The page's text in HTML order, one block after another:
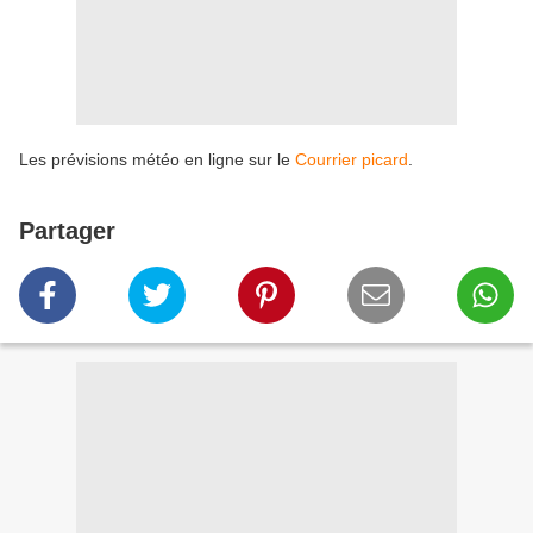
Les prévisions météo en ligne sur le Courrier picard
Partager